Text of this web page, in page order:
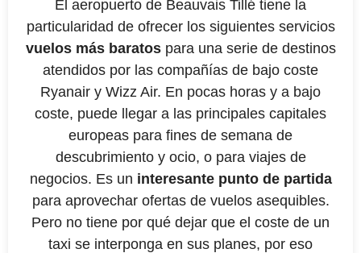
El aeropuerto de Beauvais Tillé tiene la
particularidad de ofrecer los siguientes servicios
vuelos más baratospara una serie de destinos
atendidos por las compañías de bajo coste
Ryanair y Wizz Air. En pocas horas y a bajo
coste, puede llegar a las principales capitales
europeas para fines de semana de
descubrimiento y ocio, o para viajes de
negocios. Es un interesante punto de partida
para aprovechar ofertas de vuelos asequibles.
Pero no tiene por qué dejar que el coste de un
taxi se interponga en sus planes, por eso